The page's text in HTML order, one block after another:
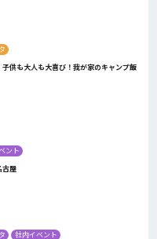
供も大人も大喜び！我が家のキャンプ飯
ント
古屋
社内イベント